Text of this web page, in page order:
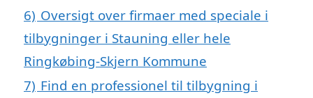
6) Oversigt over firmaer med speciale i
tilbygninger i Stauning eller hele
Ringkøbing-Skjern Kommune
7) Find en professionel til tilbygning i